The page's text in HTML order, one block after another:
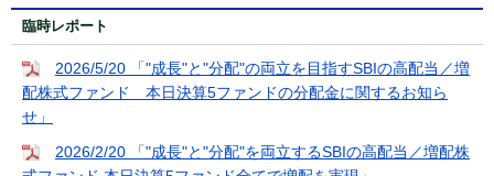
臨時レポート
2026/5/20 「"成長"と"分配"の両立を目指すSBIの高配当／増
配株式ファンド 本日決算5ファンドの分配金に関するお知ら
せ」
2026/2/20 「"成長"と"分配"を両立するSBIの高配当／増配株